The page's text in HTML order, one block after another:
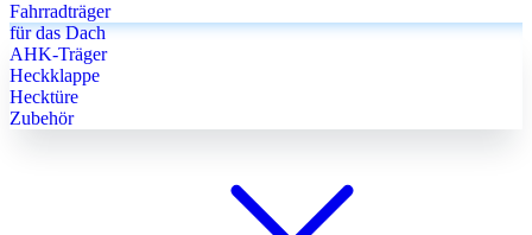
Fahrradträger
für das Dach
AHK-Träger
Heckklappe
Hecktüre
Zubehör